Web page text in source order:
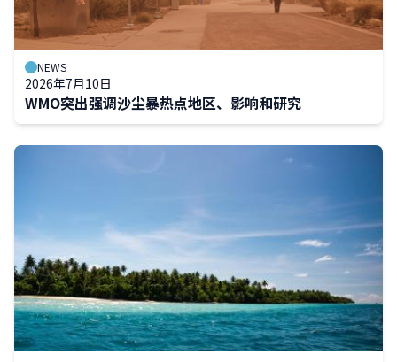
NEWS
2026年7月10日
WMO突出强调沙尘暴热点地区、影响和研究